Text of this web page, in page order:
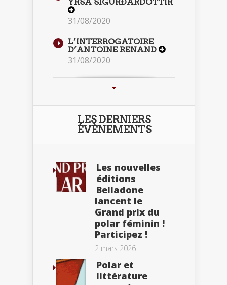
YRSA SIGURÐARDÓTTIR
31/08/2020
L’INTERROGATOIRE
D’ANTOINE RENAND
31/08/2020
LES DERNIERS
ÉVÈNEMENTS
Les nouvelles
éditions
Belladone
lancent le
Grand prix du
polar féminin !
Participez !
2 mars 2026
Polar et
littérature